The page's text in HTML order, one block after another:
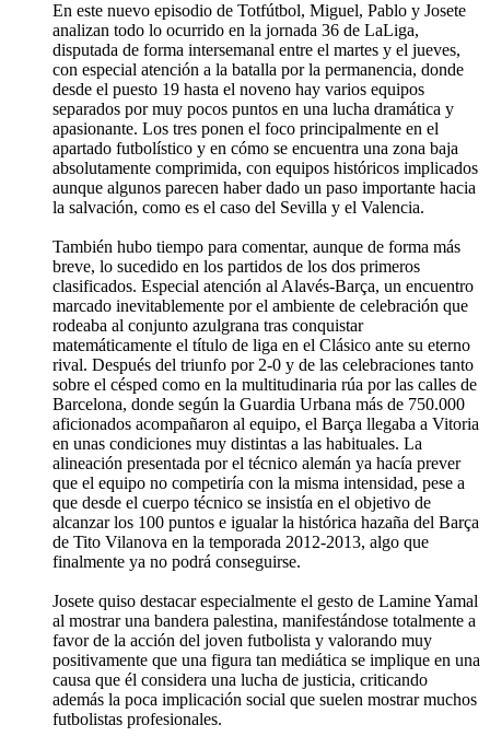
En este nuevo episodio de Totfútbol, Miguel, Pablo y Josete
analizan todo lo ocurrido en la jornada 36 de LaLiga,
disputada de forma intersemanal entre el martes y el jueves,
con especial atención a la batalla por la permanencia, donde
desde el puesto 19 hasta el noveno hay varios equipos
separados por muy pocos puntos en una lucha dramática y
apasionante. Los tres ponen el foco principalmente en el
apartado futbolístico y en cómo se encuentra una zona baja
absolutamente comprimida, con equipos históricos implicados
aunque algunos parecen haber dado un paso importante hacia
la salvación, como es el caso del Sevilla y el Valencia.
También hubo tiempo para comentar, aunque de forma más
breve, lo sucedido en los partidos de los dos primeros
clasificados. Especial atención al Alavés-Barça, un encuentro
marcado inevitablemente por el ambiente de celebración que
rodeaba al conjunto azulgrana tras conquistar
matemáticamente el título de liga en el Clásico ante su eterno
rival. Después del triunfo por 2-0 y de las celebraciones tanto
sobre el césped como en la multitudinaria rúa por las calles de
Barcelona, donde según la Guardia Urbana más de 750.000
aficionados acompañaron al equipo, el Barça llegaba a Vitoria
en unas condiciones muy distintas a las habituales. La
alineación presentada por el técnico alemán ya hacía prever
que el equipo no competiría con la misma intensidad, pese a
que desde el cuerpo técnico se insistía en el objetivo de
alcanzar los 100 puntos e igualar la histórica hazaña del Barça
de Tito Vilanova en la temporada 2012-2013, algo que
finalmente ya no podrá conseguirse.
Josete quiso destacar especialmente el gesto de Lamine Yamal
al mostrar una bandera palestina, manifestándose totalmente a
favor de la acción del joven futbolista y valorando muy
positivamente que una figura tan mediática se implique en una
causa que él considera una lucha de justicia, criticando
además la poca implicación social que suelen mostrar muchos
futbolistas profesionales.